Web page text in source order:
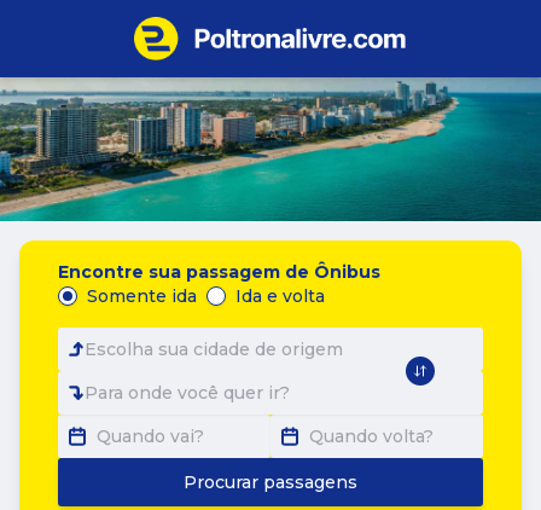
Encontre sua passagem de Ônibus
Somente ida
Ida e volta
Escolha sua cidade de origem
Para onde você quer ir?
Quando vai?
Quando volta?
Procurar passagens